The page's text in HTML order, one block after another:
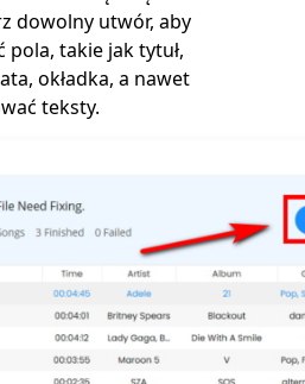
dowolny utwór, aby
pola, takie jak tytuł,
okładka, a nawet
teksty.